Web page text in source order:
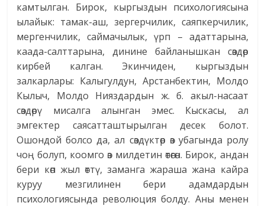
камтылган. Бирок, кыргыздын психологиясына
ылайык: тамак-аш, зергерчилик, саяпкерчилик,
мергенчилик, саймачылык, үрп – адаттарына,
каада-салттарына, динине байланышкан сөздөр
кирбей калган. Экинчиден, кыргыздын
залкарлары: Калыгулдун, Арстанбектин, Молдо
Кылыч, Молдо Нияздардын ж. б. акыл-насаат
сөздөрү мисалга алынган эмес. Кыскасы, ал
эмгектер саясатташтырылган десек болот.
Ошондой болсо да, ал сөздүктөр өз убагында ролу
чоң болуп, коомго өз милдетин өтөгөн. Бирок, андан
бери көп жыл өттү, заманга жараша жана кайра
куруу мезгилинен бери адамдардын
психологиясында революция болду. Аны менен